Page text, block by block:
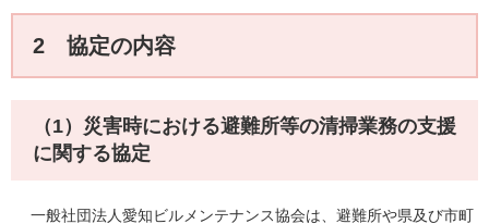
2 協定の内容
（1）災害時における避難所等の清掃業務の支援
に関する協定
一般社団法人愛知ビルメンテナンス協会は、避難所や県及び市町